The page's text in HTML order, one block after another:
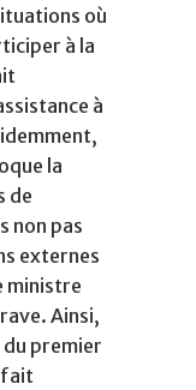
où
à la
à
la
de
non pas
externes
ministre
Ainsi,
du premier
fait